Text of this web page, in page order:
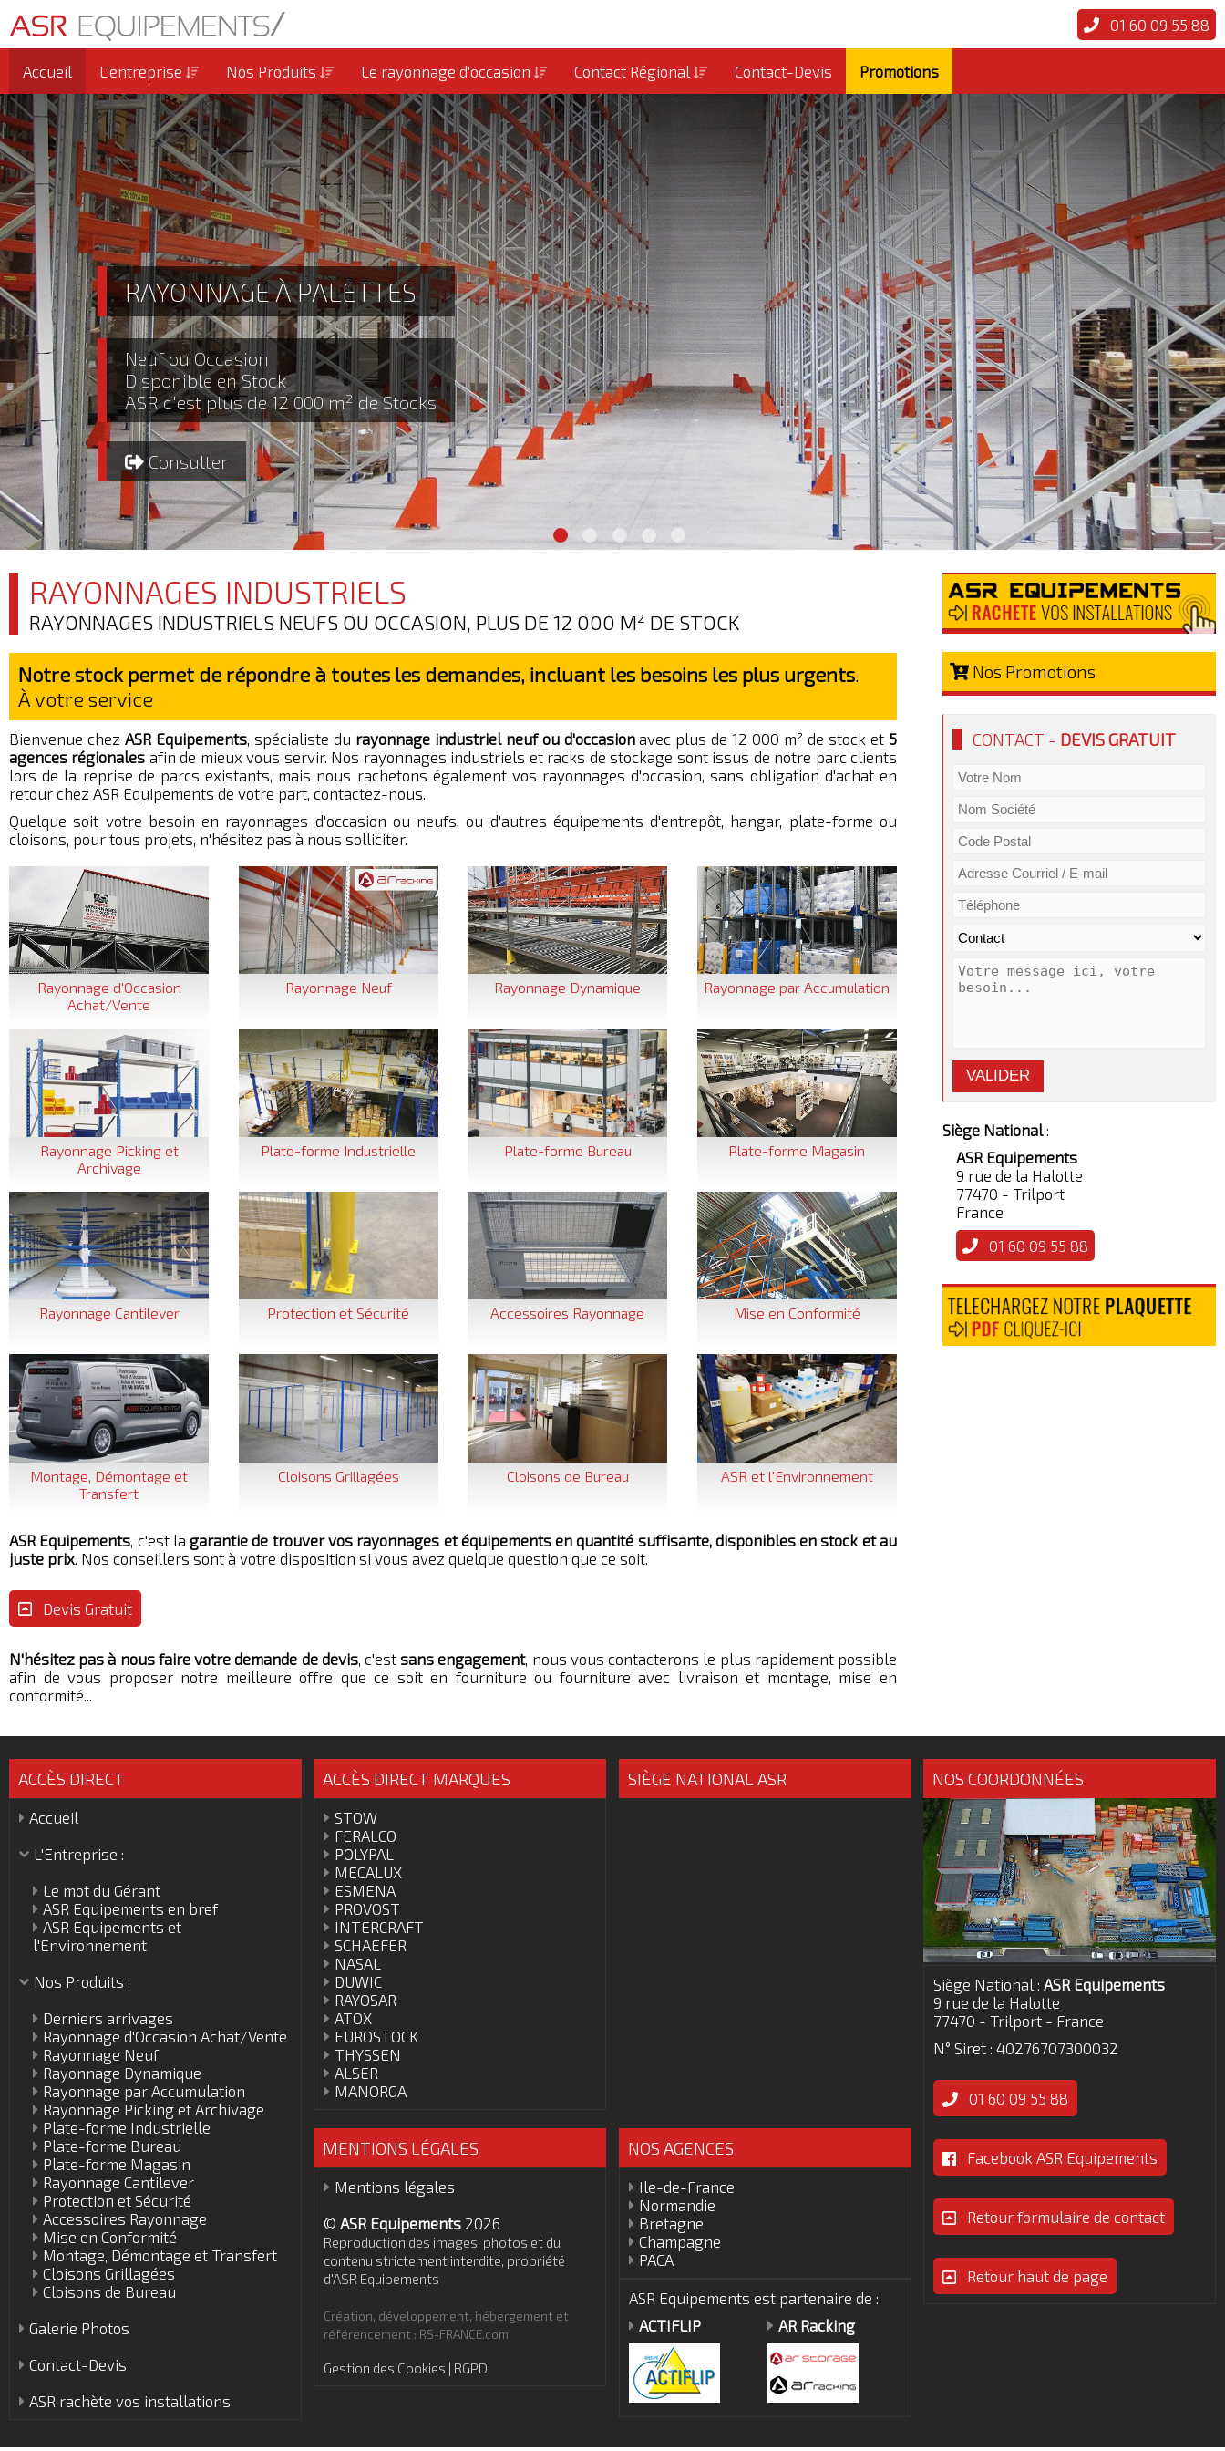
01 60 09 55 88
Accueil L'entreprise Nos Produits Le rayonnage d'occasion Contact Régional Contact-Devis Promotions
RAYONNAGE À PALETTES
Neuf ou Occasion
Disponible en Stock
ASR c'est plus de 12 000 m² de Stocks
Consulter
RAYONNAGES INDUSTRIELS
RAYONNAGES INDUSTRIELS NEUFS OU OCCASION, PLUS DE 12 000 M² DE STOCK
Notre stock permet de répondre à toutes les demandes, incluant les besoins les plus urgents.
À votre service
Bienvenue chez ASR Equipements, spécialiste du rayonnage industriel neuf ou d'occasionavec plus de 12 000 m² de stock et 5
agences régionales afin de mieux vous servir. Nos rayonnages industriels et racks de stockage sont issus de notre parc clients
lors de la reprise de parcs existants, mais nous rachetons également vos rayonnages d'occasion, sans obligation d'achat en
retour chez ASR Equipements de votre part, contactez-nous.
Quelque soit votre besoin en rayonnages d'occasion ou neufs, ou d'autres équipements d'entrepôt, hangar, plate-forme ou
cloisons, pour tous projets, n'hésitez pas à nous solliciter.
Rayonnage d'Occasion
Achat/Vente
Rayonnage Neuf Rayonnage Dynamique Rayonnage par Accumulation
Rayonnage Picking et
Archivage
Plate-forme Industrielle Plate-forme Bureau Plate-forme Magasin
Rayonnage Cantilever Protection et Sécurité Accessoires Rayonnage Mise en Conformité
Montage, Démontage et
Transfert
Cloisons Grillagées Cloisons de Bureau ASR et l'Environnement
ASR Equipements , c'est lagarantie de trouver vos rayonnages et équipements en quantité suffisante, disponibles en stock et au
juste prix . Nos conseillers sont à votre disposition si vous avez quelque question que ce soit.
Devis Gratuit
N'hésitez pas à nous faire votre demande de devis, c'estsans engagement, nous vous contacterons le plus rapidement possible
afin de vous proposer notre meilleure offre que ce soit en fourniture ou fourniture avec livraison et montage, mise en
conformité...
Nos Promotions
CONTACT - DEVIS GRATUIT
VALIDER
Siège National :
ASR Equipements
9 rue de la Halotte
77470 - Trilport
France
01 60 09 55 88
ACCÈS DIRECT
Accueil
L'Entreprise :
Le mot du Gérant
ASR Equipements en bref
ASR Equipements et
l'Environnement
Nos Produits :
Derniers arrivages
Rayonnage d'Occasion Achat/Vente
Rayonnage Neuf
Rayonnage Dynamique
Rayonnage par Accumulation
Rayonnage Picking et Archivage
Plate-forme Industrielle
Plate-forme Bureau
Plate-forme Magasin
Rayonnage Cantilever
Protection et Sécurité
Accessoires Rayonnage
Mise en Conformité
Montage, Démontage et Transfert
Cloisons Grillagées
Cloisons de Bureau
Galerie Photos
Contact-Devis
ASR rachète vos installations
ACCÈS DIRECT MARQUES
STOW
FERALCO
POLYPAL
MECALUX
ESMENA
PROVOST
INTERCRAFT
SCHAEFER
NASAL
DUWIC
RAYOSAR
ATOX
EUROSTOCK
THYSSEN
ALSER
MANORGA
MENTIONS LÉGALES
Mentions légales
© ASR Equipements 2026
Reproduction des images, photos et du
contenu strictement interdite, propriété
d'ASR Equipements
Création, développement, hébergement et
référencement : RS-FRANCE.com
Gestion des Cookies | RGPD
SIÈGE NATIONAL ASR
NOS AGENCES
Ile-de-France
Normandie
Bretagne
Champagne
PACA
ASR Equipements est partenaire de :
ACTIFLIP
AR Racking
NOS COORDONNÉES
Siège National : ASR Equipements
9 rue de la Halotte
77470 - Trilport - France
N° Siret : 40276707300032
01 60 09 55 88
Facebook ASR Equipements
Retour formulaire de contact
Retour haut de page